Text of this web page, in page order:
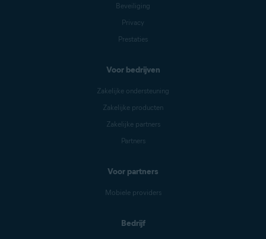
Beveiliging
Privacy
Prestaties
Voor bedrijven
Zakelijke ondersteuning
Zakelijke producten
Zakelijke partners
Partners
Voor partners
Mobiele providers
Bedrijf